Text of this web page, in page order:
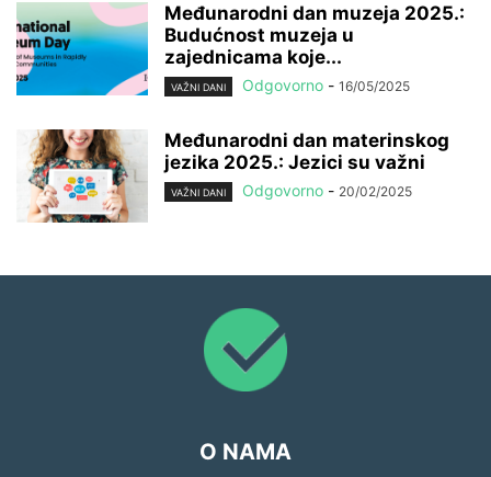
Međunarodni dan muzeja 2025.:
Budućnost muzeja u
zajednicama koje...
VAŽNI DANI Odgovorno - 16/05/2025
Međunarodni dan materinskog
jezika 2025.: Jezici su važni
VAŽNI DANI Odgovorno - 20/02/2025
O NAMA